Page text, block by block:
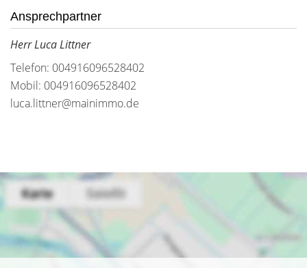
Ansprechpartner
Herr Luca Littner
Telefon: 004916096528402
Mobil: 004916096528402
luca.littner@mainimmo.de